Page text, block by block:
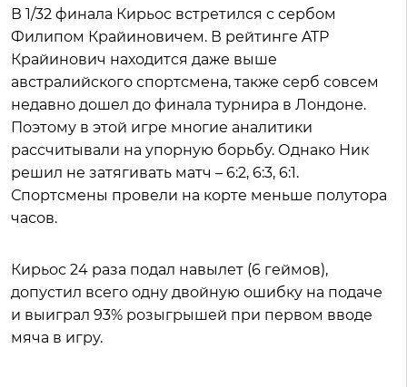
В 1/32 финала Кирьос встретился с сербом
Филипом Крайиновичем. В рейтинге ATP
Крайинович находится даже выше
австралийского спортсмена, также серб совсем
недавно дошел до финала турнира в Лондоне.
Поэтому в этой игре многие аналитики
рассчитывали на упорную борьбу. Однако Ник
решил не затягивать матч – 6:2, 6:3, 6:1.
Спортсмены провели на корте меньше полутора
часов.
Кирьос 24 раза подал навылет (6 геймов),
допустил всего одну двойную ошибку на подаче
и выиграл 93% розыгрышей при первом вводе
мяча в игру.